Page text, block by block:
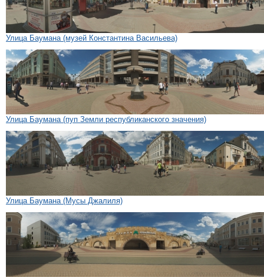
Улица Баумана (музей Константина Васильева)
Улица Баумана (пуп Земли республиканского значения)
Улица Баумана (Мусы Джалиля)